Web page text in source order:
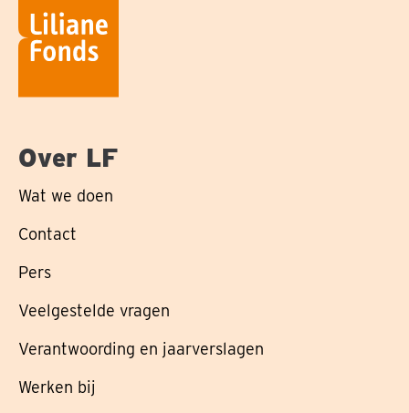
Over LF
Wat we doen
Contact
Pers
Veelgestelde vragen
Verantwoording en jaarverslagen
Werken bij